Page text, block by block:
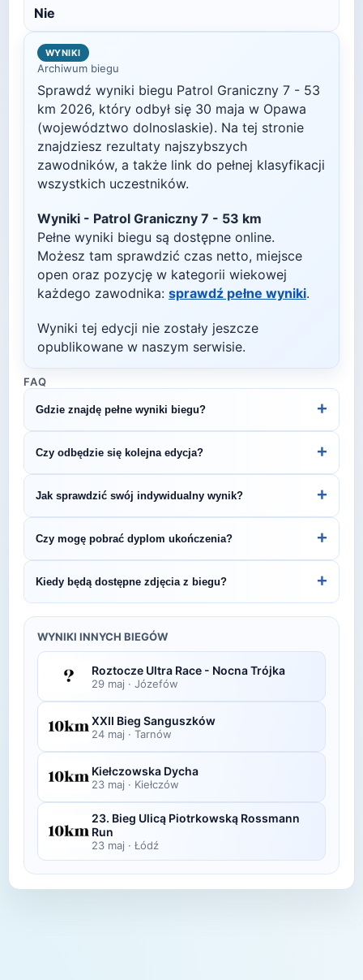
Nie
WYNIKI
Archiwum biegu
Sprawdź wyniki biegu Patrol Graniczny 7 - 53
km 2026, który odbył się 30 maja w Opawa
(województwo dolnoslaskie). Na tej stronie
znajdziesz rezultaty najszybszych
zawodników, a także link do pełnej klasyfikacji
wszystkich uczestników.
Wyniki - Patrol Graniczny 7 - 53 km
Pełne wyniki biegu są dostępne online.
Możesz tam sprawdzić czas netto, miejsce
open oraz pozycję w kategorii wiekowej
każdego zawodnika: sprawdź pełne wyniki.
Wyniki tej edycji nie zostały jeszcze
opublikowane w naszym serwisie.
FAQ
Gdzie znajdę pełne wyniki biegu? +
stronie internetowej lub na platformach takich jak
LiveTracking, RunnerSpace czy MarathonSport.
Czy odbędzie się kolejna edycja? +
Śledź stronę organizatora lub ZawodyBiegowe.pl,
by być na bieżąco z datą kolejnej edycji Patrol
Graniczny 7 - 53 km.
Jak sprawdzić swój indywidualny wynik? +
organizatora lub platformie pomiarowej podanej na
bibie startowym. Wyniki zawierają czas brutto i
netto, a często też pozycję wśród wszystkich
uczestników i w kategorii wiekowej.
Czy mogę pobrać dyplom ukończenia? +
elektroniczne dyplomy do pobrania ze strony
organizatora po opublikowaniu oficjalnych
Kiedy będą dostępne zdjęcia z biegu? +
w ciągu kilku dni po zawodach na swojej stronie
lub fanpage'u na Facebooku.
WYNIKI INNYCH BIEGÓW
Roztocze Ultra Race - Nocna Trójka
29 maj · Józefów
XXII Bieg Sanguszków
24 maj · Tarnów
Kiełczowska Dycha
23 maj · Kiełczów
23. Bieg Ulicą Piotrkowską Rossmann
Run
23 maj · Łódź